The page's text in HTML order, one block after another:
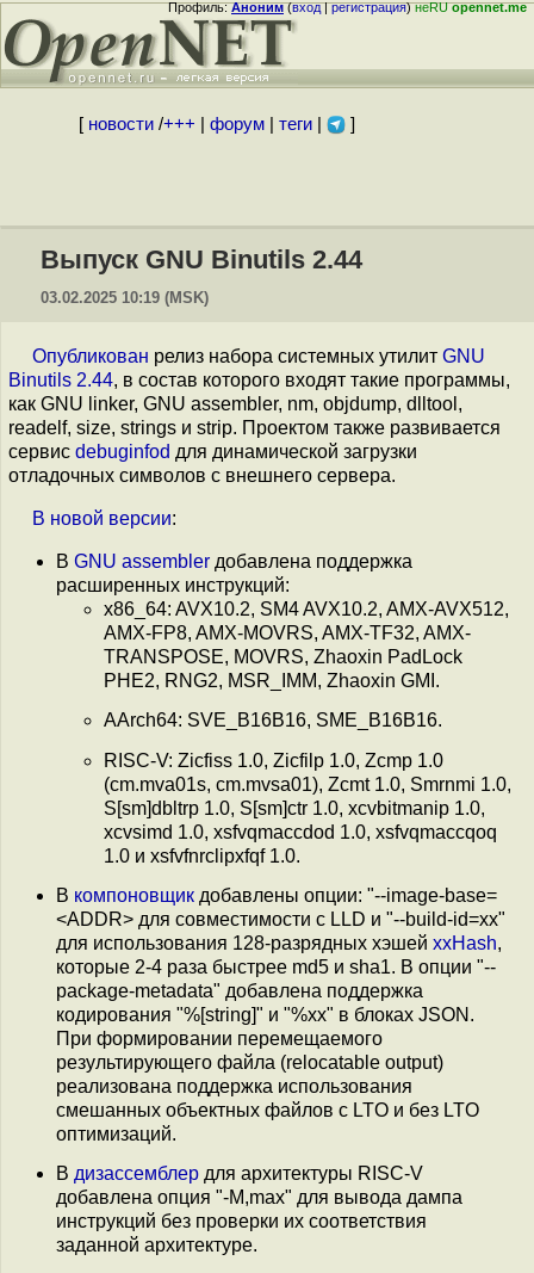
Профиль:Аноним(вход|регистрация)неRUopennet.me
[ новости/+++ форум| теги| ]
Выпуск GNU Binutils 2.44
03.02.2025 10:19 (MSK)
Опубликован релиз набора системных утилит GNU
Binutils 2.44, в состав которого входят такие программы,
как GNU linker, GNU assembler, nm, objdump, dlltool,
readelf, size, strings и strip. Проектом также развивается
сервис debuginfod для динамической загрузки
отладочных символов с внешнего сервера.
В новой версии:
В GNU assembler добавлена поддержка
расширенных инструкций:
x86_64: AVX10.2, SM4 AVX10.2, AMX-AVX512,
AMX-FP8, AMX-MOVRS, AMX-TF32, AMX-
TRANSPOSE, MOVRS, Zhaoxin PadLock
PHE2, RNG2, MSR_IMM, Zhaoxin GMI.
AArch64: SVE_B16B16, SME_B16B16.
RISC-V: Zicfiss 1.0, Zicfilp 1.0, Zcmp 1.0
(cm.mva01s, cm.mvsa01), Zcmt 1.0, Smrnmi 1.0,
S[sm]dbltrp 1.0, S[sm]ctr 1.0, xcvbitmanip 1.0,
xcvsimd 1.0, xsfvqmaccdod 1.0, xsfvqmaccqoq
1.0 и xsfvfnrclipxfqf 1.0.
В компоновщик добавлены опции: "--image-base=
<ADDR> для совместимости с LLD и "--build-id=xx"
для использования 128-разрядных хэшей xxHash,
которые 2-4 раза быстрее md5 и sha1. В опции "--
package-metadata" добавлена поддержка
кодирования "%[string]" и "%xx" в блоках JSON.
При формировании перемещаемого
результирующего файла (relocatable output)
реализована поддержка использования
смешанных объектных файлов с LTO и без LTO
оптимизаций.
В дизассемблер для архитектуры RISC-V
добавлена опция "-M,max" для вывода дампа
инструкций без проверки их соответствия
заданной архитектуре.